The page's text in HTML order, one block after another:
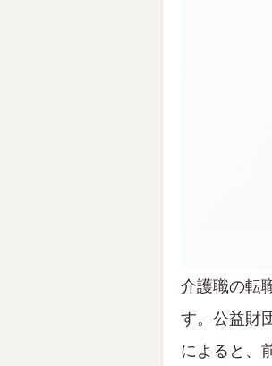
介護職の転
す。公益財
によると、